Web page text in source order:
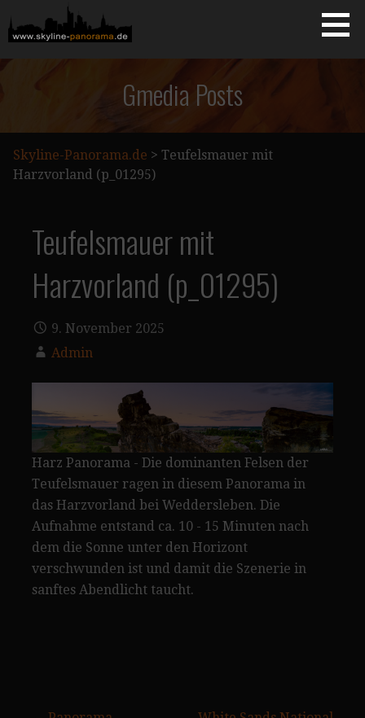
Inhalt
springen
SKYLINE-PANORAMA.DE
Gmedia Posts
Skyline-Panorama.de > Teufelsmauer mit
Harzvorland (p_01295)
Teufelsmauer mit
Harzvorland (p_01295)
9. November 2025
Admin
Harz Panorama - Die dominanten Felsen der
Teufelsmauer ragen in diesem Panorama in
das Harzvorland bei Weddersleben. Die
Aufnahme entstand ca. 10 - 15 Minuten nach
dem die Sonne unter den Horizont
verschwunden ist und damit die Szenerie in
sanftes Abendlicht taucht.